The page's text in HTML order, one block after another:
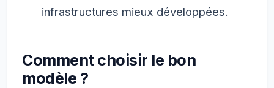
infrastructures mieux développées.
Comment choisir le bon
modèle ?